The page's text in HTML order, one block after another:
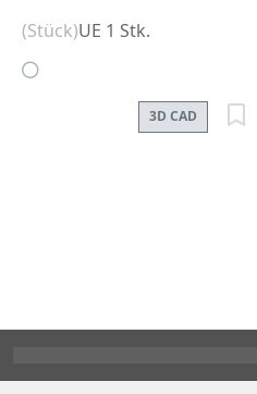
(Stück)UE 1 Stk.
3D CAD